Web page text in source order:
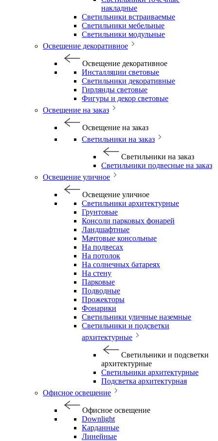
накладные
Светильники встраиваемые
Светильники мебельные
Светильники модульные
Освещение декоративное
Освещение декоративное
Инсталляции световые
Светильники декоративные
Гирлянды световые
Фигуры и декор световые
Освещение на заказ
Освещение на заказ
Светильники на заказ
Светильники на заказ
Светильники подвесные на заказ
Освещение уличное
Освещение уличное
Светильники архитектурные
Грунтовые
Консоли парковых фонарей
Ландшафтные
Мачтовые консольные
На подвесах
На потолок
На солнечных батареях
На стену
Парковые
Подводные
Прожекторы
Фонарики
Светильники уличные наземные
Светильники и подсветки
архитектурные
Светильники и подсветки
архитектурные
Светильники архитектурные
Подсветка архитектурная
Офисное освещение
Офисное освещение
Downlight
Карданные
Линейные